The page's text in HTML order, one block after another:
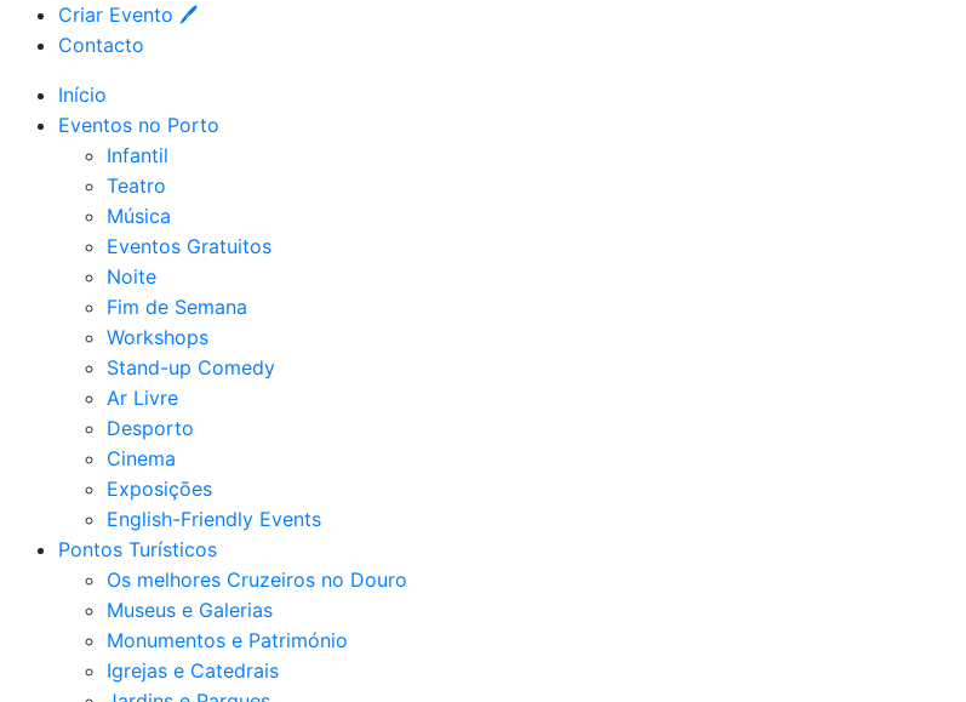
Criar Evento 🖊
Contacto
Início
Eventos no Porto
Infantil
Teatro
Música
Eventos Gratuitos
Noite
Fim de Semana
Workshops
Stand-up Comedy
Ar Livre
Desporto
Cinema
Exposições
English-Friendly Events
Pontos Turísticos
Os melhores Cruzeiros no Douro​
Museus e Galerias
Monumentos e Património
Igrejas e Catedrais